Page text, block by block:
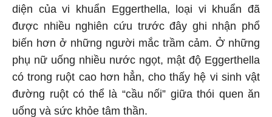
diện của vi khuẩn Eggerthella, loại vi khuẩn đã
được nhiều nghiên cứu trước đây ghi nhận phổ
biến hơn ở những người mắc trầm cảm. Ở những
phụ nữ uống nhiều nước ngọt, mật độ Eggerthella
có trong ruột cao hơn hẳn, cho thấy hệ vi sinh vật
đường ruột có thể là “cầu nối” giữa thói quen ăn
uống và sức khỏe tâm thần.